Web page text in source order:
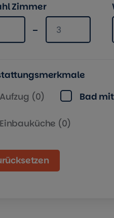
Zimmer
Zimmer mindestens
Anzahl
Aufzug (0)
Bad
Einbauküche (0)